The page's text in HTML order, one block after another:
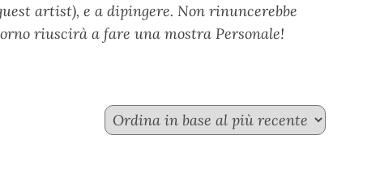
artist), e a dipingere. Non rinuncerebbe
riuscirà a fare una mostra Personale!